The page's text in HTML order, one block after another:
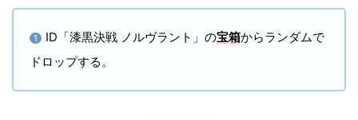
1 ID「漆黒決戦 ノルヴラント」の宝箱からランダムで
ドロップする。